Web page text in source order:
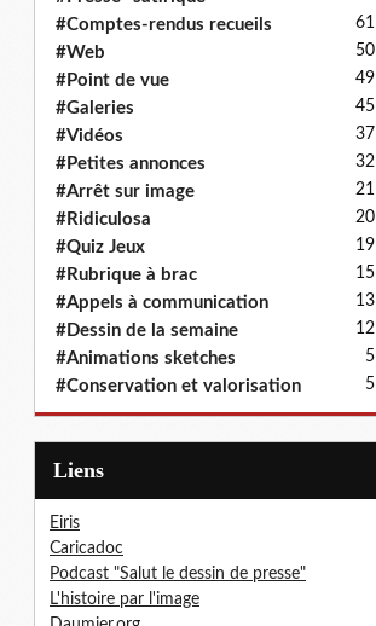
#Comptes-rendus recueils 61
#Web 50
#Point de vue 49
#Galeries 45
#Vidéos 37
#Petites annonces 32
#Arrêt sur image 21
#Ridiculosa 20
#Quiz Jeux 19
#Rubrique à brac 15
#Appels à communication 13
#Dessin de la semaine 12
#Animations sketches 5
#Conservation et valorisation 5
Liens
Eiris
Caricadoc
Podcast "Salut le dessin de presse"
L'histoire par l'image